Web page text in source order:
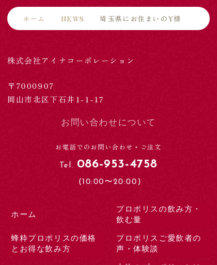
ホーム NEWS 埼玉県にお住まいのY様
株式会社アイナコーポレーション
〒7000907
岡山市北区下石井1-1-17
お問い合わせについて
お電話でのお問い合わせ・ご注文
Tel. 086-953-4758
(10:00〜20:00)
ホーム
プロポリスの飲み方・
飲む量
蜂粋プロポリスの価格
とお得な飲み方
プロポリスご愛飲者の
声・体験談